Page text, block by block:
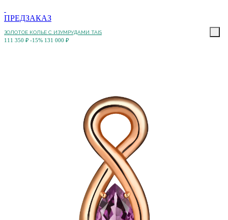
ПРЕДЗАКАЗ
ЗОЛОТОЕ КОЛЬЕ С ИЗУМРУДАМИ TAIS
111 350 ₽ -15% 131 000 ₽